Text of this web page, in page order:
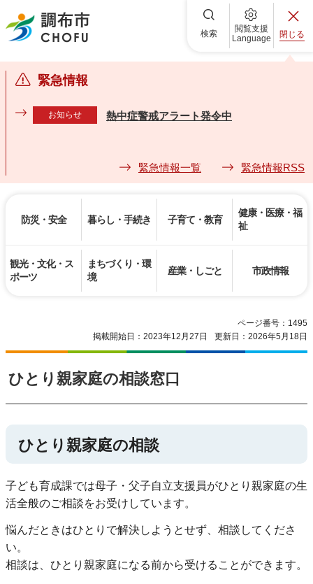
調布市 検索
閲覧支援
Language
閉じる
緊急情報
お知らせ 熱中症警戒アラート発令中
緊急情報一覧 緊急情報RSS
防災・安全 暮らし・手続き 子育て・教育
健康・医療・福
祉
観光・文化・ス
ポーツ
まちづくり・環
境
産業・しごと 市政情報
ページ番号：1495
掲載開始日：2023年12月27日
更新日：2026年5月18日
ひとり親家庭の相談窓口
ひとり親家庭の相談
子ども育成課では母子・父子自立支援員がひとり親家庭の生
活全般のご相談をお受けしています。
悩んだときはひとりで解決しようとせず、相談してくださ
い。
相談は、ひとり親家庭になる前から受けることができます。